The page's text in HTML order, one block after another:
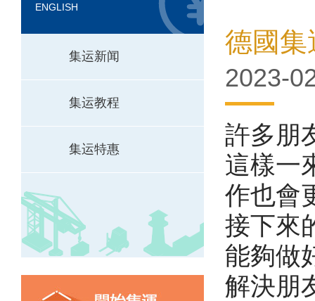
ENGLISH
集运新闻
集运教程
集运特惠
德國集
2023-
許多朋
這樣一
作也會
接下來
能夠做
解決朋